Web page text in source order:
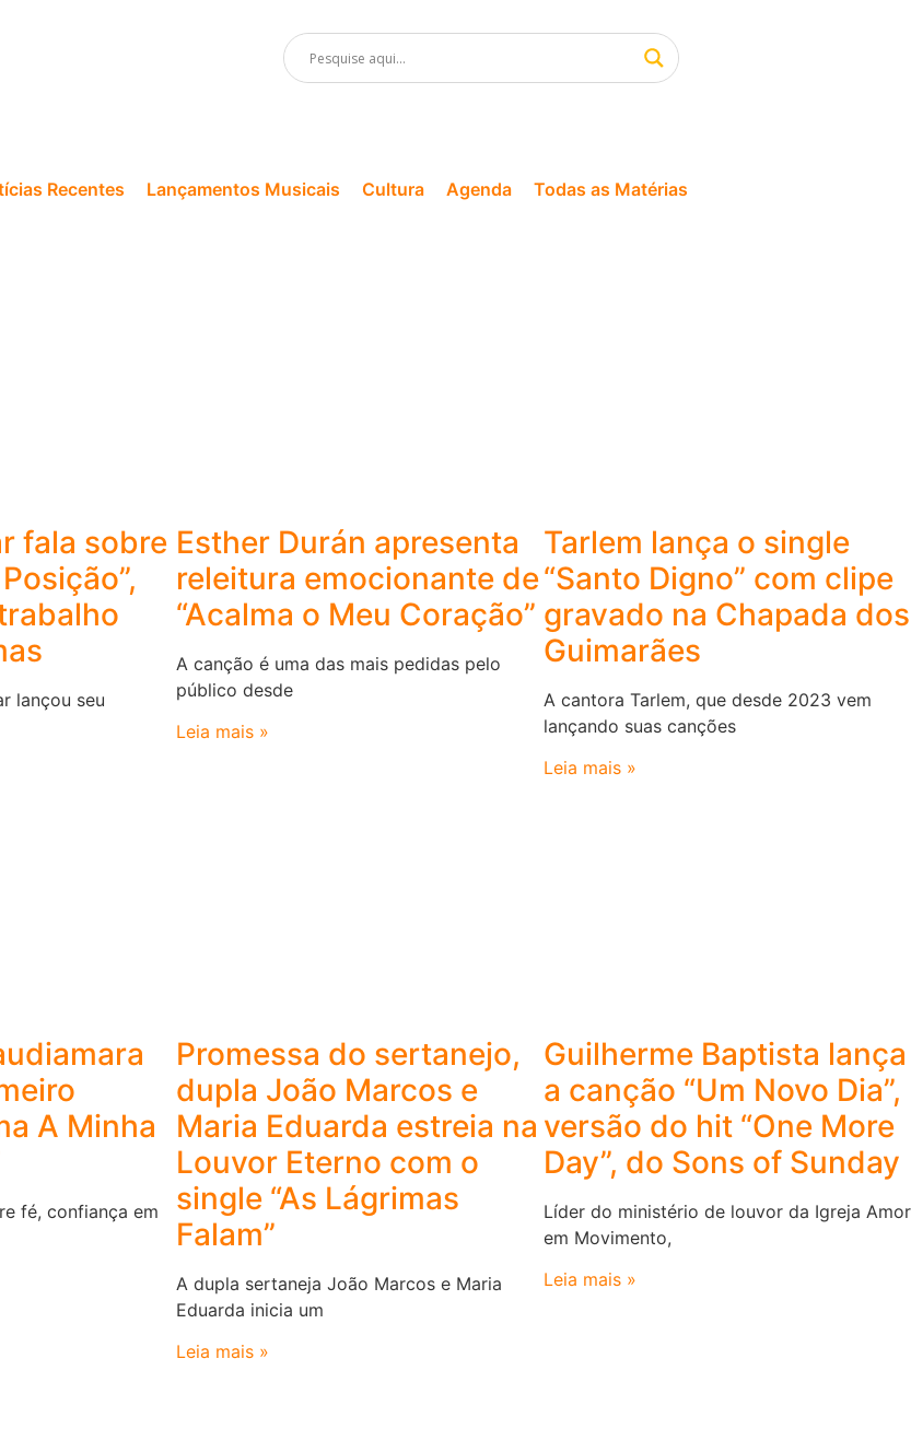
Recentes Lançamentos Musicais Cultura Agenda Todas as Matérias
fala sobre
lançou seu
Esther Durán apresenta
releitura emocionante de
“Acalma o Meu Coração”
A canção é uma das mais pedidas pelo
público desde
Leia mais »
Tarlem lança o single
“Santo Digno” com clipe
gravado na Chapada dos
Guimarães
A cantora Tarlem, que desde 2023 vem
lançando suas canções
Leia mais »
A Minha
fé, confiança em
Promessa do sertanejo,
dupla João Marcos e
Maria Eduarda estreia na
Louvor Eterno com o
single “As Lágrimas
Falam”
A dupla sertaneja João Marcos e Maria
Eduarda inicia um
Leia mais »
Guilherme Baptista lança
a canção “Um Novo Dia”,
versão do hit “One More
Day”, do Sons of Sunday
Líder do ministério de louvor da Igreja Amor
em Movimento,
Leia mais »